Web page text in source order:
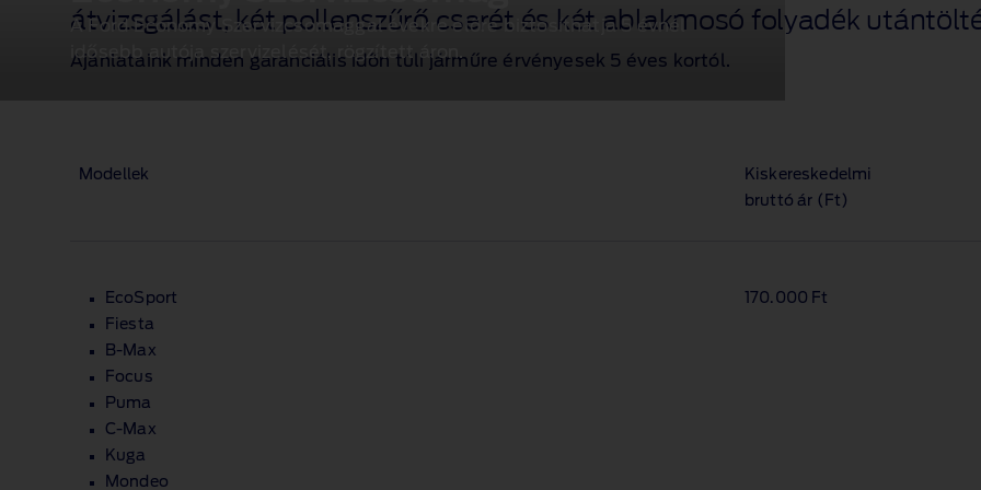
A Ford Economy Szervizcsomaggal évekre előre biztosíthatja 5 évnél
idősebb autója szervizelését, rögzített áron.
átvizsgálást, két pollenszűrő cserét és két ablakmosó folyadék
Ajánlataink minden garanciális időn túli járműre érvényesek 5 éves kortól.
Modellek
Kiskereskedelmi
bruttó ár (Ft)
EcoSport
Fiesta
B‑Max
Focus
Puma
C‑Max
Kuga
Mondeo
170.000 Ft